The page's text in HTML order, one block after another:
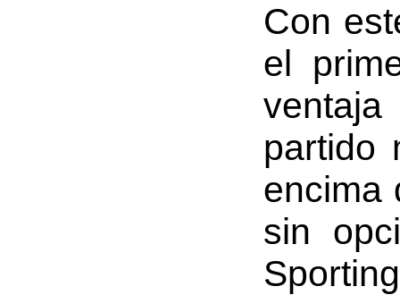
Con
el
partido
encima
sin